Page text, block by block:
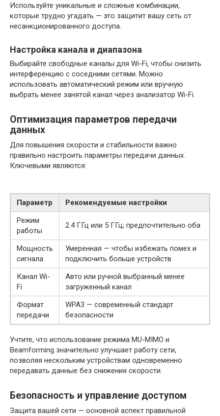
Используйте уникальные и сложные комбинации,
которые трудно угадать — это защитит вашу сеть от
несанкционированного доступа.
Настройка канала и диапазона
Выбирайте свободные каналы для Wi-Fi, чтобы снизить
интерференцию с соседними сетями. Можно
использовать автоматический режим или вручную
выбрать менее занятой канал через анализатор Wi-Fi.
Оптимизация параметров передачи
данных
Для повышения скорости и стабильности важно
правильно настроить параметры передачи данных.
Ключевыми являются:
Параметр
Рекомендуемые настройки
Режим
работы
2.4 ГГц или 5 ГГц; предпочтительно оба
Мощность
сигнала
Умеренная — чтобы избежать помех и
подключить больше устройств
Канал Wi-
Fi
Авто или ручной выбранный менее
загруженный канал
Формат
передачи
WPA3 — современный стандарт
безопасности
Учтите, что использование режима MU-MIMO и
Beamforming значительно улучшает работу сети,
позволяя нескольким устройствам одновременно
передавать данные без снижения скорости.
Безопасность и управление доступом
Защита вашей сети — основной аспект правильной